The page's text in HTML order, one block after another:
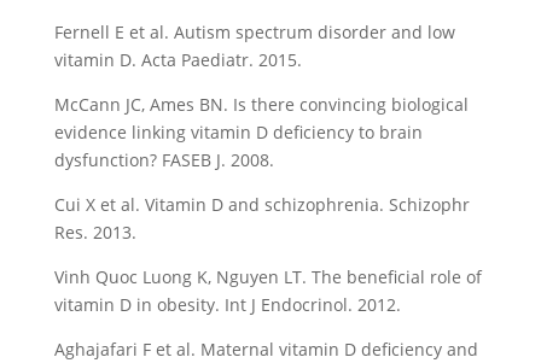
Fernell E et al. Autism spectrum disorder and low
vitamin D. Acta Paediatr. 2015.
McCann JC, Ames BN. Is there convincing biological
evidence linking vitamin D deficiency to brain
dysfunction? FASEB J. 2008.
Cui X et al. Vitamin D and schizophrenia. Schizophr
Res. 2013.
Vinh Quoc Luong K, Nguyen LT. The beneficial role of
vitamin D in obesity. Int J Endocrinol. 2012.
Aghajafari F et al. Maternal vitamin D deficiency and